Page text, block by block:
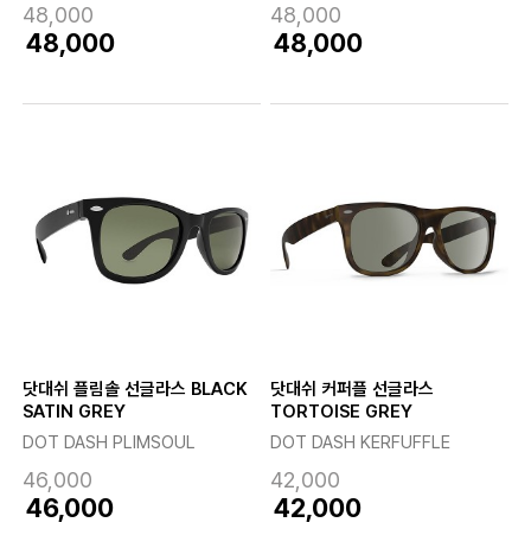
48,000
48,000
48,000
48,000
닷대쉬 플림솔 선글라스 BLACK
SATIN GREY
DOT DASH PLIMSOUL
46,000
46,000
닷대쉬 커퍼플 선글라스
TORTOISE GREY
DOT DASH KERFUFFLE
42,000
42,000